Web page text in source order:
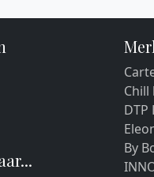
Chill
DTP
By